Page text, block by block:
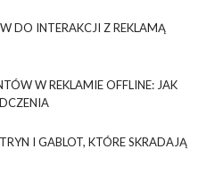
DO INTERAKCJI Z REKLAMĄ
W REKLAMIE OFFLINE: JAK
I GABLOT, KTÓRE SKRADAJĄ